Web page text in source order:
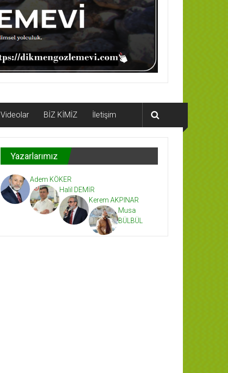
Videolar BİZ KİMİZ İletişim
Yazarlarımız
Adem KÖKER
Halil DEMİR
Kerem AKPINAR
Musa
BÜLBÜL